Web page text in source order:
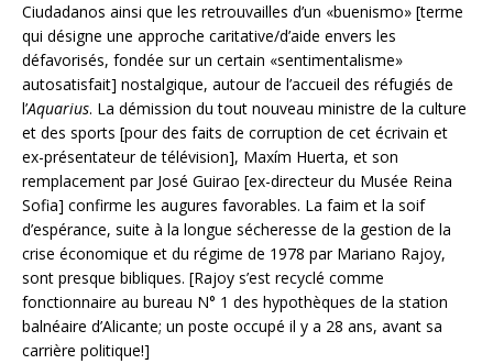
Ciudadanos ainsi que les retrouvailles d’un «buenismo» [terme
qui désigne une approche caritative/d’aide envers les
défavorisés, fondée sur un certain «sentimentalisme»
autosatisfait] nostalgique, autour de l’accueil des réfugiés de
l’Aquarius. La démission du tout nouveau ministre de la culture
et des sports [pour des faits de corruption de cet écrivain et
ex-présentateur de télévision], Maxím Huerta, et son
remplacement par José Guirao [ex-directeur du Musée Reina
Sofia] confirme les augures favorables. La faim et la soif
d’espérance, suite à la longue sécheresse de la gestion de la
crise économique et du régime de 1978 par Mariano Rajoy,
sont presque bibliques. [Rajoy s’est recyclé comme
fonctionnaire au bureau N° 1 des hypothèques de la station
balnéaire d’Alicante; un poste occupé il y a 28 ans, avant sa
carrière politique!]